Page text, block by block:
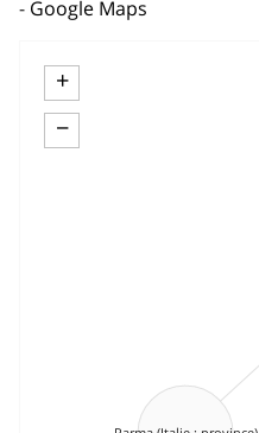
Google Maps
+
−